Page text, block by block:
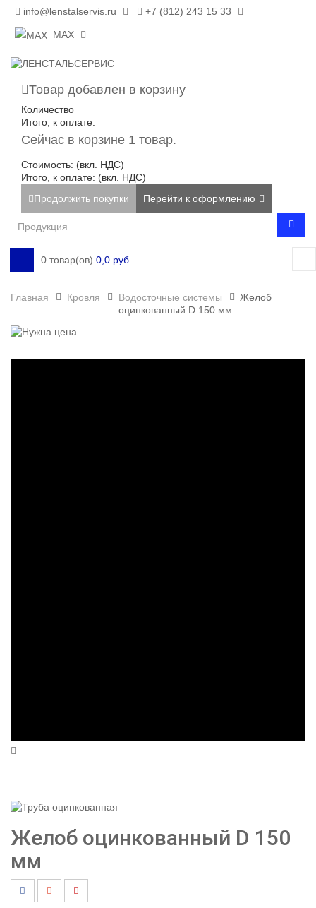
info@lenstalservis.ru +7 (812) 243 15 33
MAX
0 товар(ов) 0,0 руб
Товар добавлен в корзину
Количество
Итого, к оплате:
Сейчас в корзине 1 товар.
Стоимость: (вкл. НДС)
Итого, к оплате: (вкл. НДС)
Продолжить покупки
Перейти к оформлению
Главная Кровля Водосточные системы
Желоб
оцинкованный D 150 мм
Желоб оцинкованный D 150
мм